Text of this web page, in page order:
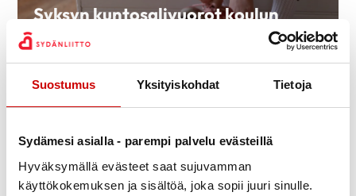
Suostumus Yksityiskohdat Tietoja
Sydämesi asialla - parempi palvelu evästeillä
Hyväksymällä evästeet saat sujuvamman
käyttökokemuksen ja sisältöä, joka sopii juuri sinulle.
Syksyn kuntosalivuorot koulun
liikuntasalilla torstaisin
Search
Categories
Ei kategorioita
Archive